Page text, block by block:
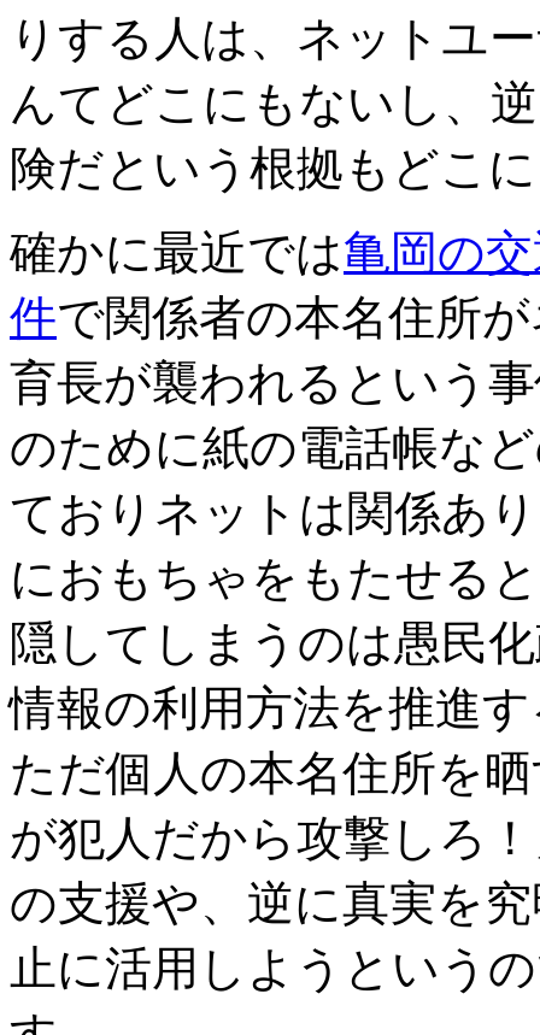
りする人は、ネットユ
んてどこにもないし、
険だという根拠もどこ
確かに最近では亀岡の
件で関係者の本名住所
育長が襲われるという
のために紙の電話帳な
ておりネットは関係あ
におもちゃをもたせる
隠してしまうのは愚民
情報の利用方法を推進
ただ個人の本名住所を
が犯人だから攻撃しろ
の支援や、逆に真実を
止に活用しようという